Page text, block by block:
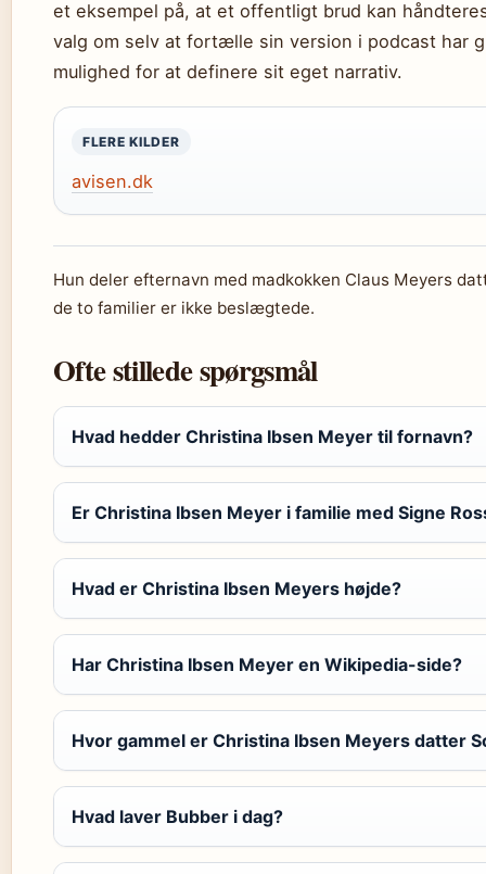
et eksempel på, at et offentligt brud kan
valg om selv at fortælle sin version i podcast har
mulighed for at definere sit eget narrativ.
FLERE KILDER
avisen.dk
Hun deler efternavn med madkokken Claus Meyers
de to familier er ikke beslægtede.
Ofte stillede spørgsmål
Hvad hedder Christina Ibsen Meyer til fornavn?
Er Christina Ibsen Meyer i familie med Signe
Hvad er Christina Ibsen Meyers højde?
Har Christina Ibsen Meyer en Wikipedia-side?
Hvor gammel er Christina Ibsen Meyers datter
Hvad laver Bubber i dag?